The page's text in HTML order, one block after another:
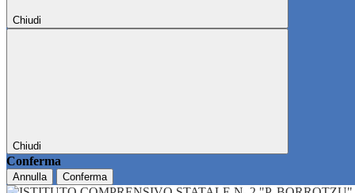
Chiudi
Chiudi
Conferma
Annulla Conferma